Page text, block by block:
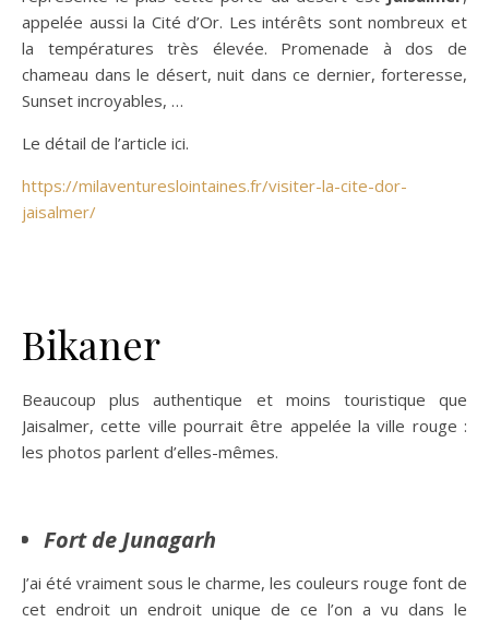
appelée aussi la Cité d’Or. Les intérêts sont nombreux et
la températures très élevée. Promenade à dos de
chameau dans le désert, nuit dans ce dernier, forteresse,
Sunset incroyables, …
Le détail de l’article ici.
https://milaventureslointaines.fr/visiter-la-cite-dor-
jaisalmer/
Bikaner
Beaucoup plus authentique et moins touristique que
Jaisalmer, cette ville pourrait être appelée la ville rouge :
les photos parlent d’elles-mêmes.
Fort de Junagarh
J’ai été vraiment sous le charme, les couleurs rouge font de
cet endroit un endroit unique de ce l’on a vu dans le